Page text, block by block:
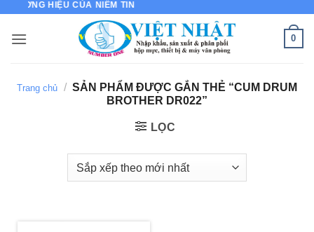
nội
HIỆU CỦA NIỀM TIN
0
Trang chủ / SẢN PHẨM ĐƯỢC GẮN THẺ “CUM DRUM
BROTHER DR022”
LỌC